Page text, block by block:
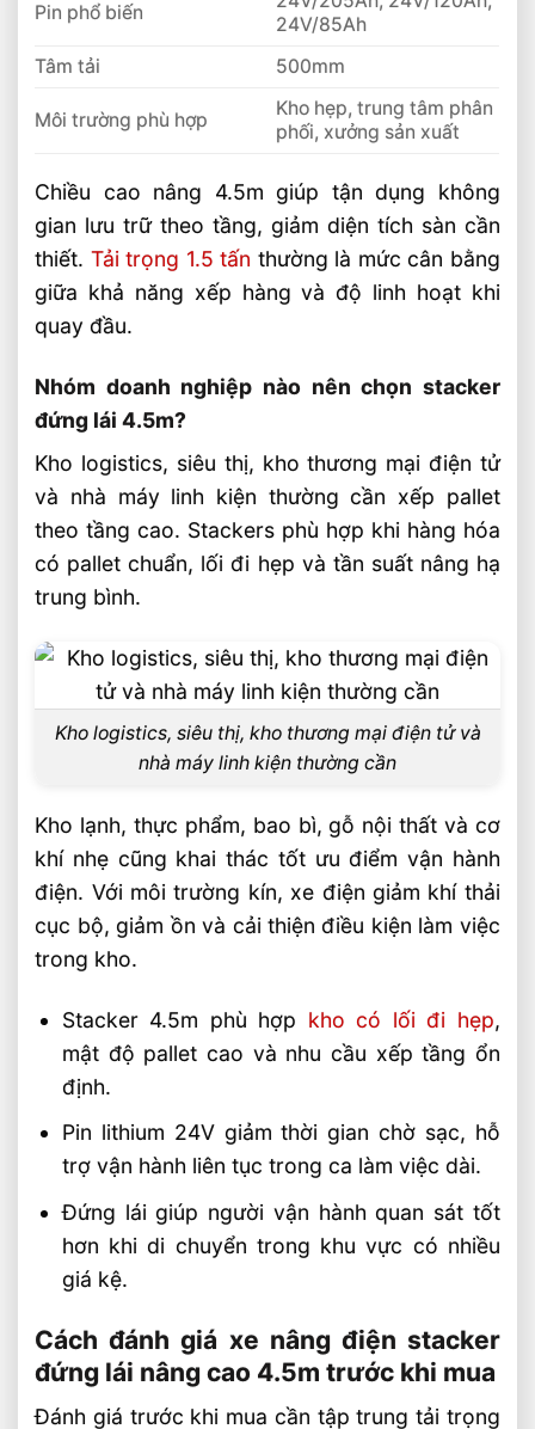
Pin phổ biến
24V/85Ah
Tâm tải
500mm
Môi trường phù hợp
Kho hẹp, trung tâm phân
phối, xưởng sản xuất
Chiều cao nâng 4.5m giúp tận dụng không
gian lưu trữ theo tầng, giảm diện tích sàn cần
thiết. Tải trọng 1.5 tấn thường là mức cân bằng
giữa khả năng xếp hàng và độ linh hoạt khi
quay đầu.
Nhóm doanh nghiệp nào nên chọn stacker
đứng lái 4.5m?
Kho logistics, siêu thị, kho thương mại điện tử
và nhà máy linh kiện thường cần xếp pallet
theo tầng cao. Stackers phù hợp khi hàng hóa
có pallet chuẩn, lối đi hẹp và tần suất nâng hạ
trung bình.
Kho logistics, siêu thị, kho thương mại điện tử và
nhà máy linh kiện thường cần
Kho lạnh, thực phẩm, bao bì, gỗ nội thất và cơ
khí nhẹ cũng khai thác tốt ưu điểm vận hành
điện. Với môi trường kín, xe điện giảm khí thải
cục bộ, giảm ồn và cải thiện điều kiện làm việc
trong kho.
Stacker 4.5m phù hợp kho có lối đi hẹp,
mật độ pallet cao và nhu cầu xếp tầng ổn
định.
Pin lithium 24V giảm thời gian chờ sạc, hỗ
trợ vận hành liên tục trong ca làm việc dài.
Đứng lái giúp người vận hành quan sát tốt
hơn khi di chuyển trong khu vực có nhiều
giá kệ.
Cách đánh giá xe nâng điện stacker
đứng lái nâng cao 4.5m trước khi mua
Đánh giá trước khi mua cần tập trung tải trọng